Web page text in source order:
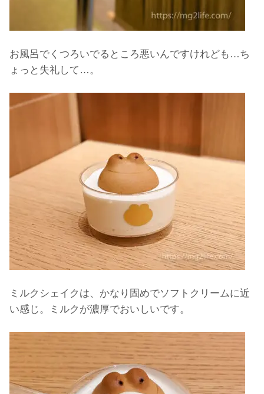
お風呂でくつろいでるところ悪いんですけれども…ち
ょっと失礼して…。
ミルクシェイクは、かなり固めでソフトクリームに近
い感じ。ミルクが濃厚でおいしいです。